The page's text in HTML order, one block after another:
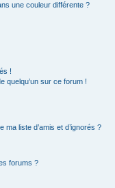
une couleur différente ?
!
quelqu’un sur ce forum !
liste d’amis et d’ignorés ?
forums ?